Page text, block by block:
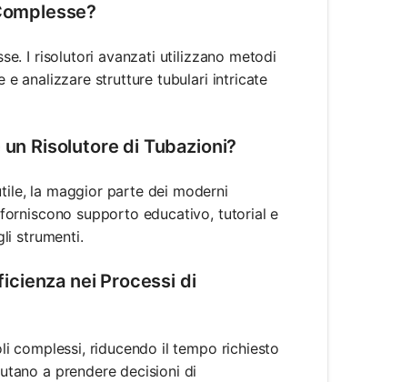
I risolutori avanzati utilizzano metodi
e analizzare strutture tubulari intricate
Risolutore di Tubazioni?
la maggior parte dei moderni
supporto educativo, tutorial e
strumenti.
nei Processi di
complessi, riducendo il tempo richiesto
a prendere decisioni di